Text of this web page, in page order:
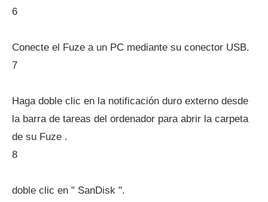
6
Conecte el Fuze a un PC mediante su conector USB.
7
Haga doble clic en la notificación duro externo desde
la barra de tareas del ordenador para abrir la carpeta
de su Fuze .
8
doble clic en " SanDisk ".